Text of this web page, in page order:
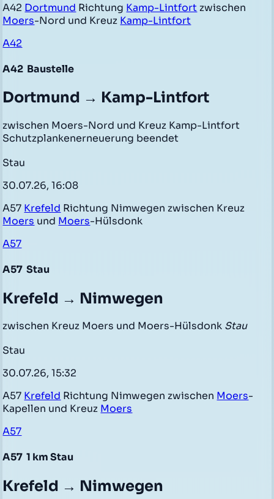
A42 Dortmund Richtung Kamp-Lintfort zwischen
Moers-Nord und Kreuz Kamp-Lintfort
A42
A42 Baustelle
Dortmund → Kamp-Lintfort
zwischen Moers-Nord und Kreuz Kamp-Lintfort
Schutzplankenerneuerung beendet
Stau
30.07.26, 16:08
A57 Krefeld Richtung Nimwegen zwischen Kreuz
Moers und Moers-Hülsdonk
A57
A57 Stau
Krefeld → Nimwegen
zwischen Kreuz Moers und Moers-Hülsdonk Stau
Stau
30.07.26, 15:32
A57 Krefeld Richtung Nimwegen zwischen Moers-
Kapellen und Kreuz Moers
A57
A57 1 km Stau
Krefeld → Nimwegen